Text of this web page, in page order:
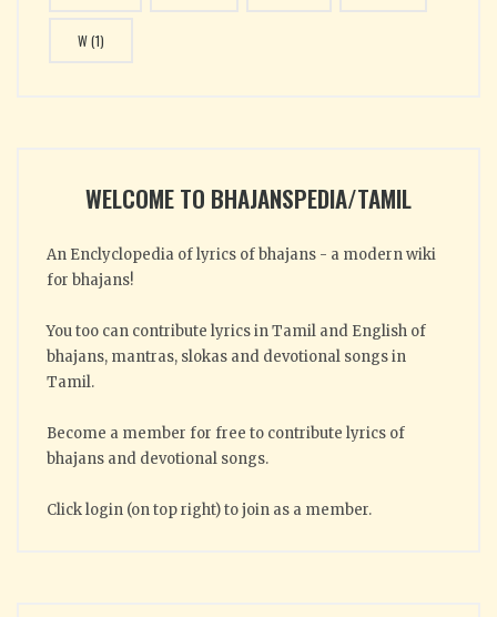
W(1)
WELCOME TO BHAJANSPEDIA/TAMIL
An Enclyclopedia of lyrics of bhajans - a modern wiki
for bhajans!
You too can contribute lyrics in Tamil and English of
bhajans, mantras, slokas and devotional songs in
Tamil.
Become a member for free to contribute lyrics of
bhajans and devotional songs.
Click login (on top right) to join as a member.